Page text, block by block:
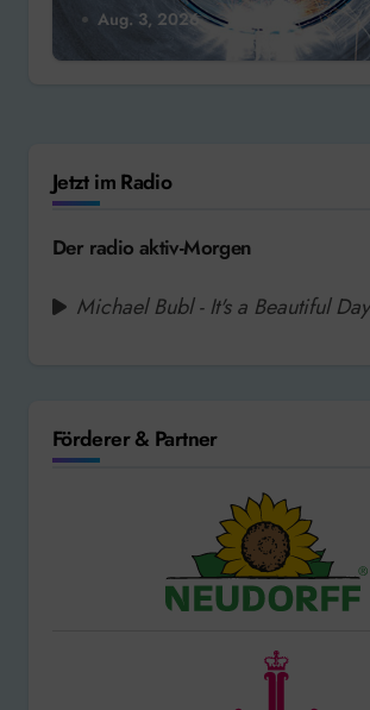
Aug. 3, 2026
Jetzt im Radio
Der radio aktiv-Morgen
Michael Bubl - It's a Beautiful
Förderer & Partner